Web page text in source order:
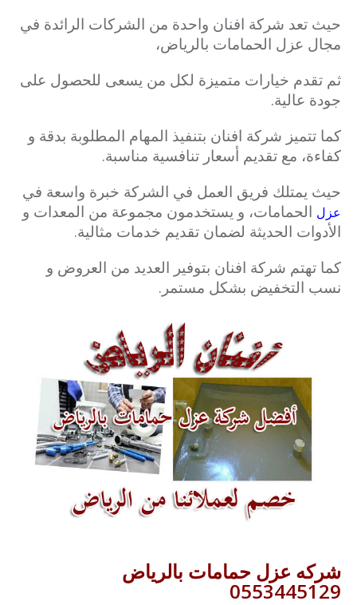
حيث تعد شركة افنان واحدة من الشركات الرائدة في
مجال عزل الحمامات بالرياض،
ثم تقدم خيارات متميزة لكل من يسعى للحصول على
جودة عالية.
كما تتميز شركة افنان بتنفيذ المهام المطلوبة بدقة و
كفاءة، مع تقديم أسعار تنافسية مناسبة.
حيث يمتلك فريق العمل في الشركة خبرة واسعة في
عزل الحمامات، و يستخدمون مجموعة من المعدات و
الأدوات الحديثة لضمان تقديم خدمات مثالية.
كما تهتم شركة افنان بتوفير العديد من العروض و
نسب التخفيض بشكل مستمر.
شركه عزل حمامات بالرياض
0553445129